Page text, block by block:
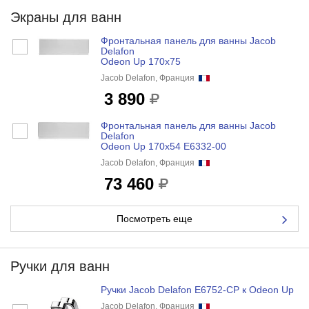
Экраны для ванн
Фронтальная панель для ванны Jacob
Delafon
Odeon Up 170x75
Jacob Delafon, Франция
3 890
Фронтальная панель для ванны Jacob
Delafon
Odeon Up 170x54 E6332-00
Jacob Delafon, Франция
73 460
Посмотреть еще
Ручки для ванн
Ручки Jacob Delafon E6752-CP к Odeon Up
Jacob Delafon, Франция